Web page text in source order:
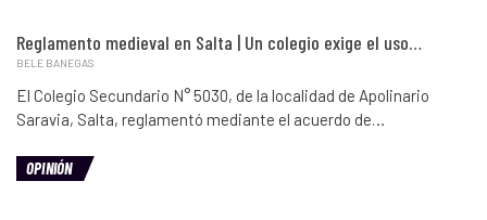
Reglamento medieval en Salta | Un colegio exige el uso…
BELE BANEGAS
El Colegio Secundario N° 5030, de la localidad de Apolinario
Saravia, Salta, reglamentó mediante el acuerdo de…
OPINIÓN